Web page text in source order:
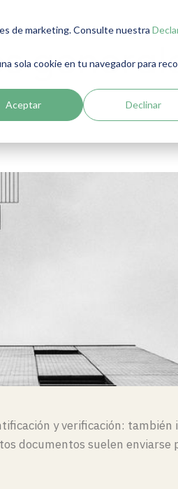
de marketing. Consulte nuestra
sola cookie en tu navegador para
Aceptar Declinar
y verificación: también
documentos suelen